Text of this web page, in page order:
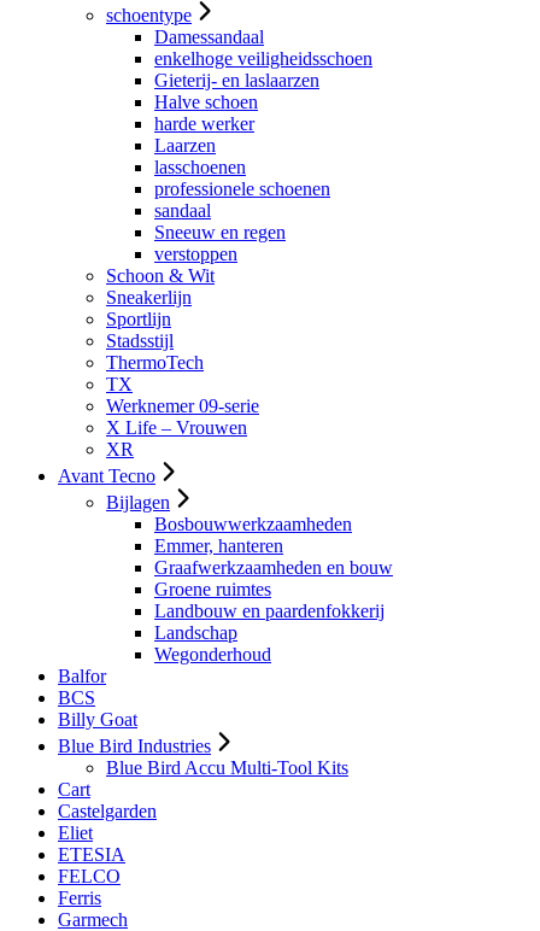
schoentype
Damessandaal
enkelhoge veiligheidsschoen
Gieterij- en laslaarzen
Halve schoen
harde werker
Laarzen
lasschoenen
professionele schoenen
sandaal
Sneeuw en regen
verstoppen
Schoon & Wit
Sneakerlijn
Sportlijn
Stadsstijl
ThermoTech
TX
Werknemer 09-serie
X Life – Vrouwen
XR
Avant Tecno
Bijlagen
Bosbouwwerkzaamheden
Emmer, hanteren
Graafwerkzaamheden en bouw
Groene ruimtes
Landbouw en paardenfokkerij
Landschap
Wegonderhoud
Balfor
BCS
Billy Goat
Blue Bird Industries
Blue Bird Accu Multi-Tool Kits
Cart
Castelgarden
Eliet
ETESIA
FELCO
Ferris
Garmech